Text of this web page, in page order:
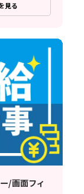
見る
/画面フィ